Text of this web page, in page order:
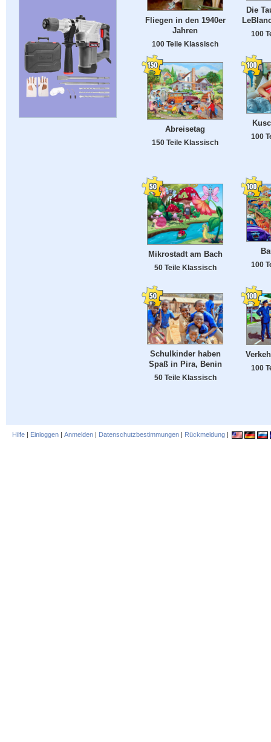
Fliegen in den 1940er
Jahren
100 Teile Klassisch
Die
100
Abreisetag
150 Teile Klassisch
100
Mikrostadt am Bach
50 Teile Klassisch 100
Schulkinder haben
Spaß in Pira, Benin
50 Teile Klassisch
100
Hilfe | Einloggen | Anmelden | Datenschutzbestimmungen | Rückmeldung |